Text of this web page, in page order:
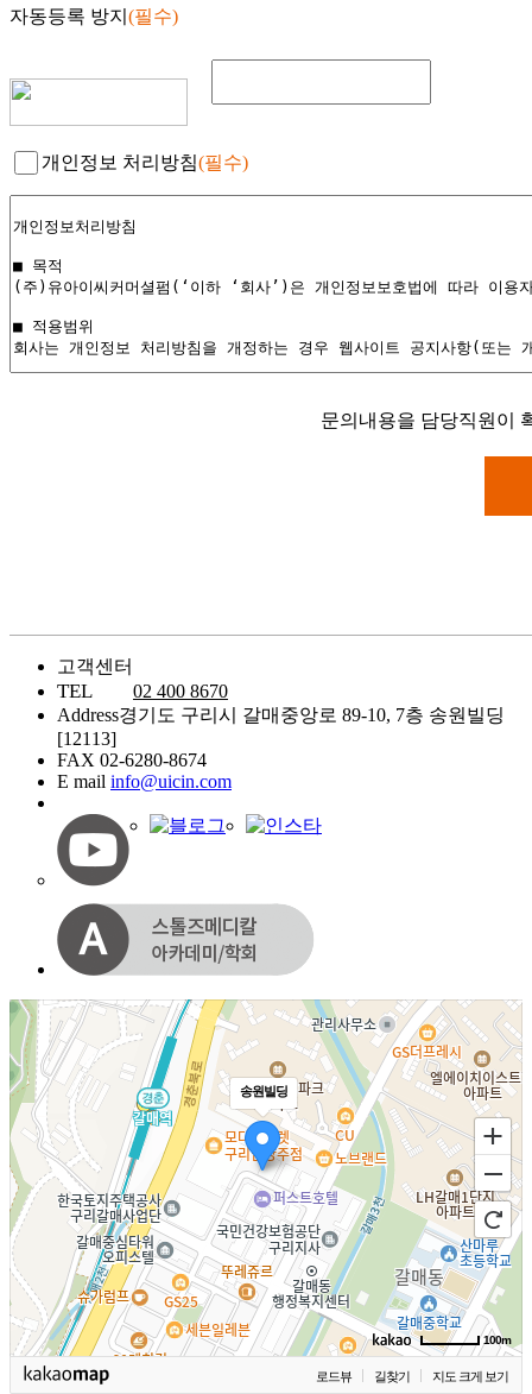
자동등록 방지 (필수)
개인정보 처리방침(필수)
문의내용을 담당직원이
고객센터
TEL
02 400 8670
Address경기도 구리시 갈매중앙로 89-10, 7층 송원빌딩
[12113]
FAX 02-6280-8674
E mail info@uicin.com
송원빌딩
100m
로드뷰 길찾기 지도 크게 보기